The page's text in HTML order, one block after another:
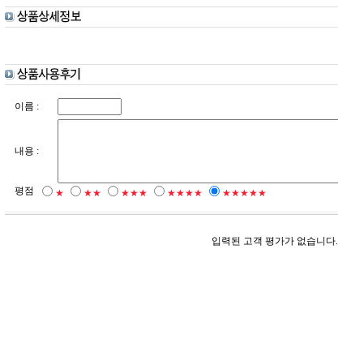
이름 :
내용 :
평점 ★ ★★ ★★★ ★★★★ ★★★★★
입력된 고객 평가가 없습니다.